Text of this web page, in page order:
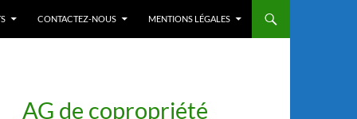
CONTACTEZ-NOUS MENTIONS LÉGALES
AG de copropriété